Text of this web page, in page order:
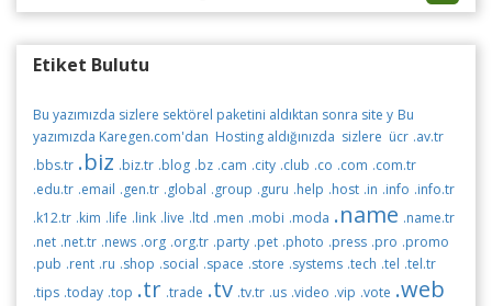
Etiket Bulutu
Bu yazımızda sizlere sektörel paketini aldıktan sonra site y Bu
yazımızda Karegen.com'dan Hosting aldığınızda sizlere ücr .av.tr
.bbs.tr .biz .biz.tr .blog .bz .cam .city .club .co .com .com.tr
.edu.tr .email .gen.tr .global .group .guru .help .host .in .info .info.tr
.k12.tr .kim .life .link .live .ltd .men .mobi .moda .name .name.tr
.net .net.tr .news .org .org.tr .party .pet .photo .press .pro .promo
.pub .rent .ru .shop .social .space .store .systems .tech .tel .tel.tr
.tips .today .top .tr .trade .tv .tv.tr .us .video .vip .vote .web